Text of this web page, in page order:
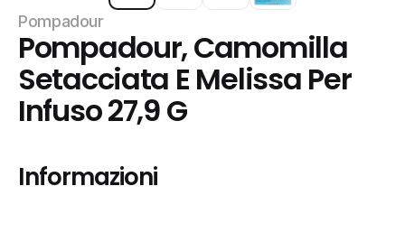
Pompadour
Pompadour, Camomilla
Setacciata E Melissa Per
Infuso 27,9 G
Informazioni